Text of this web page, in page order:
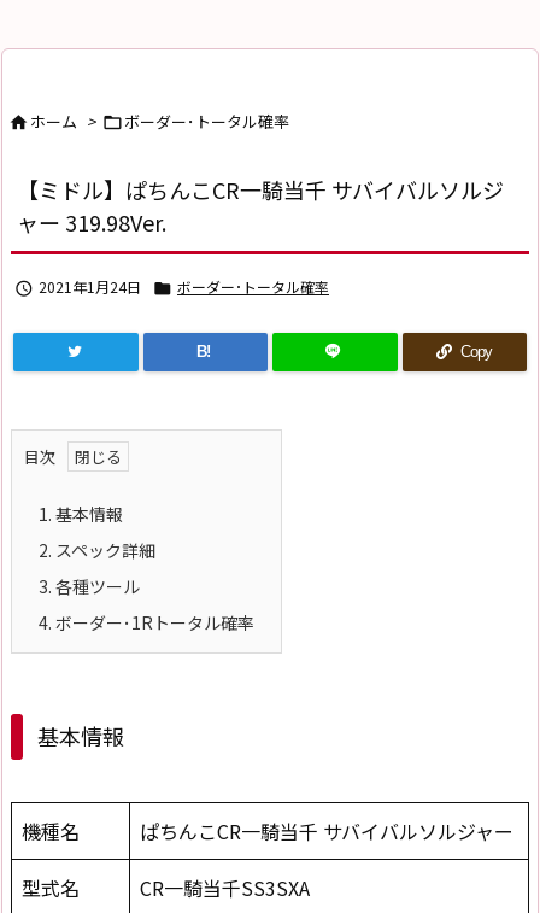
ホーム > ボーダー･トータル確率
【ミドル】ぱちんこCR一騎当千 サバイバルソルジ
ャー 319.98Ver.
 2021年1月24日  ボーダー･トータル確率
B! Copy
目次
1. 基本情報
2. スペック詳細
3. 各種ツール
4. ボーダー･1Rトータル確率
基本情報
機種名
ぱちんこCR一騎当千 サバイバルソルジャー
型式名
CR一騎当千SS3SXA